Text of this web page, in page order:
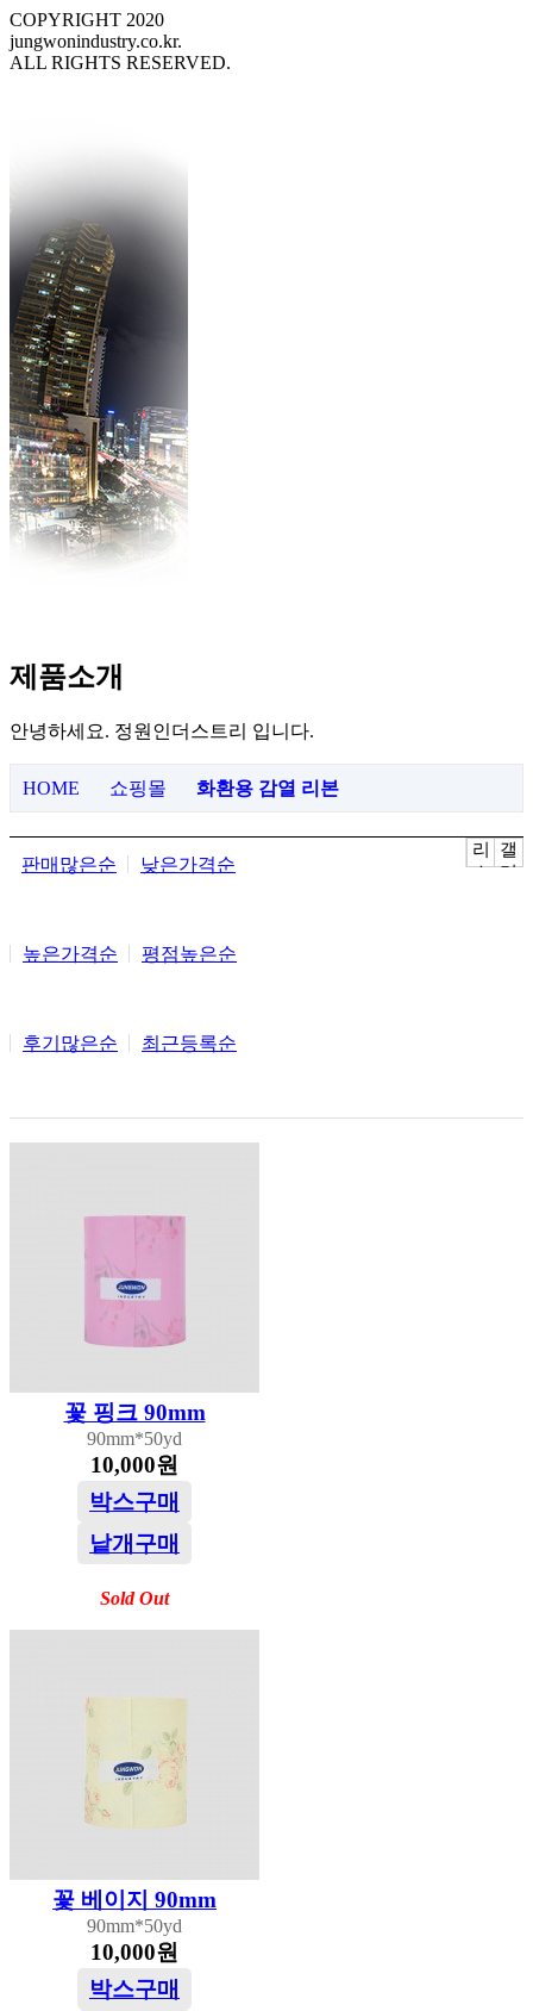
COPYRIGHT 2020
jungwonindustry.co.kr.
ALL RIGHTS RESERVED.
제품소개
안녕하세요. 정원인더스트리 입니다.
HOME 쇼핑몰 화환용 감열 리본
판매많은순 낮은가격순
높은가격순 평점높은순
후기많은순 최근등록순
리
스
갤
러
꽃 핑크 90mm
90mm*50yd
10,000원
박스구매
낱개구매
Sold Out
꽃 베이지 90mm
90mm*50yd
10,000원
박스구매